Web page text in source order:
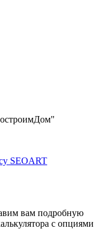
SEOART
вам подробную
с опциями